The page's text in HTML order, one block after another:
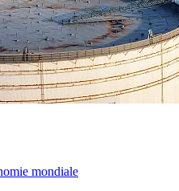
mondiale